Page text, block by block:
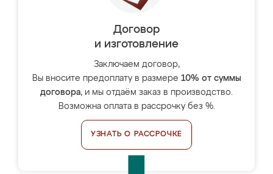
Договор
и изготовление
Заключаем договор,
Вы вносите предоплату в размере 10% от суммы
договора, и мы отдаём заказ в производство.
Возможна оплата в рассрочку без %.
УЗНАТЬ О РАССРОЧКЕ